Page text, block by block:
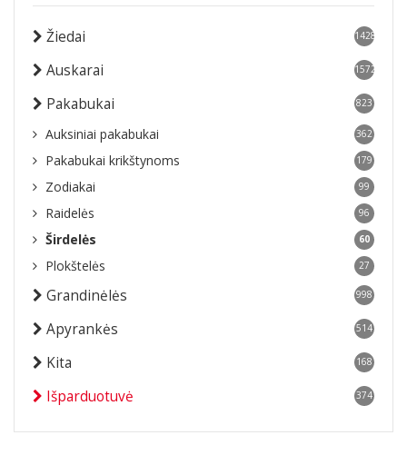
Žiedai 1428
Auskarai 1572
Pakabukai 823
Auksiniai pakabukai 362
Pakabukai krikštynoms 179
Zodiakai 99
Raidelės 96
Širdelės 60
Plokštelės 27
Grandinėlės 998
Apyrankės 514
Kita 168
Išparduotuvė 374